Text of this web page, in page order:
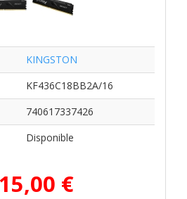
KINGSTON
KF436C18BB2A/16
740617337426
Disponible
€